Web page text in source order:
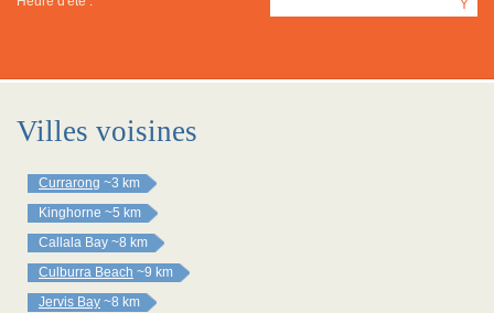
Y
Villes voisines
Currarong ~3 km
Kinghorne ~5 km
Callala Bay ~8 km
Culburra Beach ~9 km
Jervis Bay ~8 km